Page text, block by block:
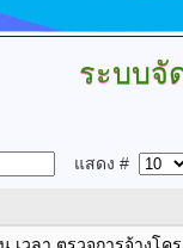
ระบบจั
แสดง #